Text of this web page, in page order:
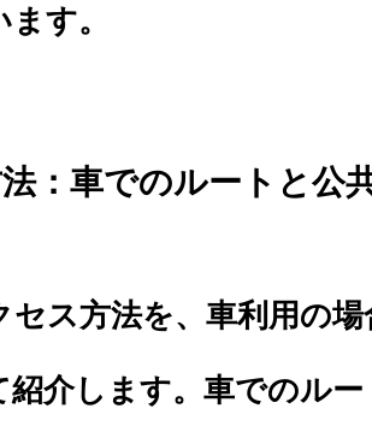
す。
：車でのルートと公
ス方法を、車利用の場
紹介します。車でのル